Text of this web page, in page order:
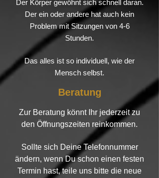
Der Körper gewöhnt sich schnell daran.
Der ein oder andere hat auch kein
Problem mit Sitzungen von 4-6
Stunden.
Das alles ist so individuell, wie der
Mensch selbst.
Beratung
Zur Beratung könnt Ihr jederzeit zu
den Öffnungszeiten reinkommen.
Sollte sich Deine Telefonnummer
ändern, wenn Du schon einen festen
Termin hast, teile uns bitte die neue